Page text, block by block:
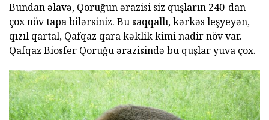
Bundan əlavə, Qoruğun ərazisi siz quşların 240-dan
çox növ tapa bilərsiniz. Bu saqqallı, kərkəs leşyeyən,
qızıl qartal, Qafqaz qara kəklik kimi nadir növ var.
Qafqaz Biosfer Qoruğu ərazisində bu quşlar yuva çox.